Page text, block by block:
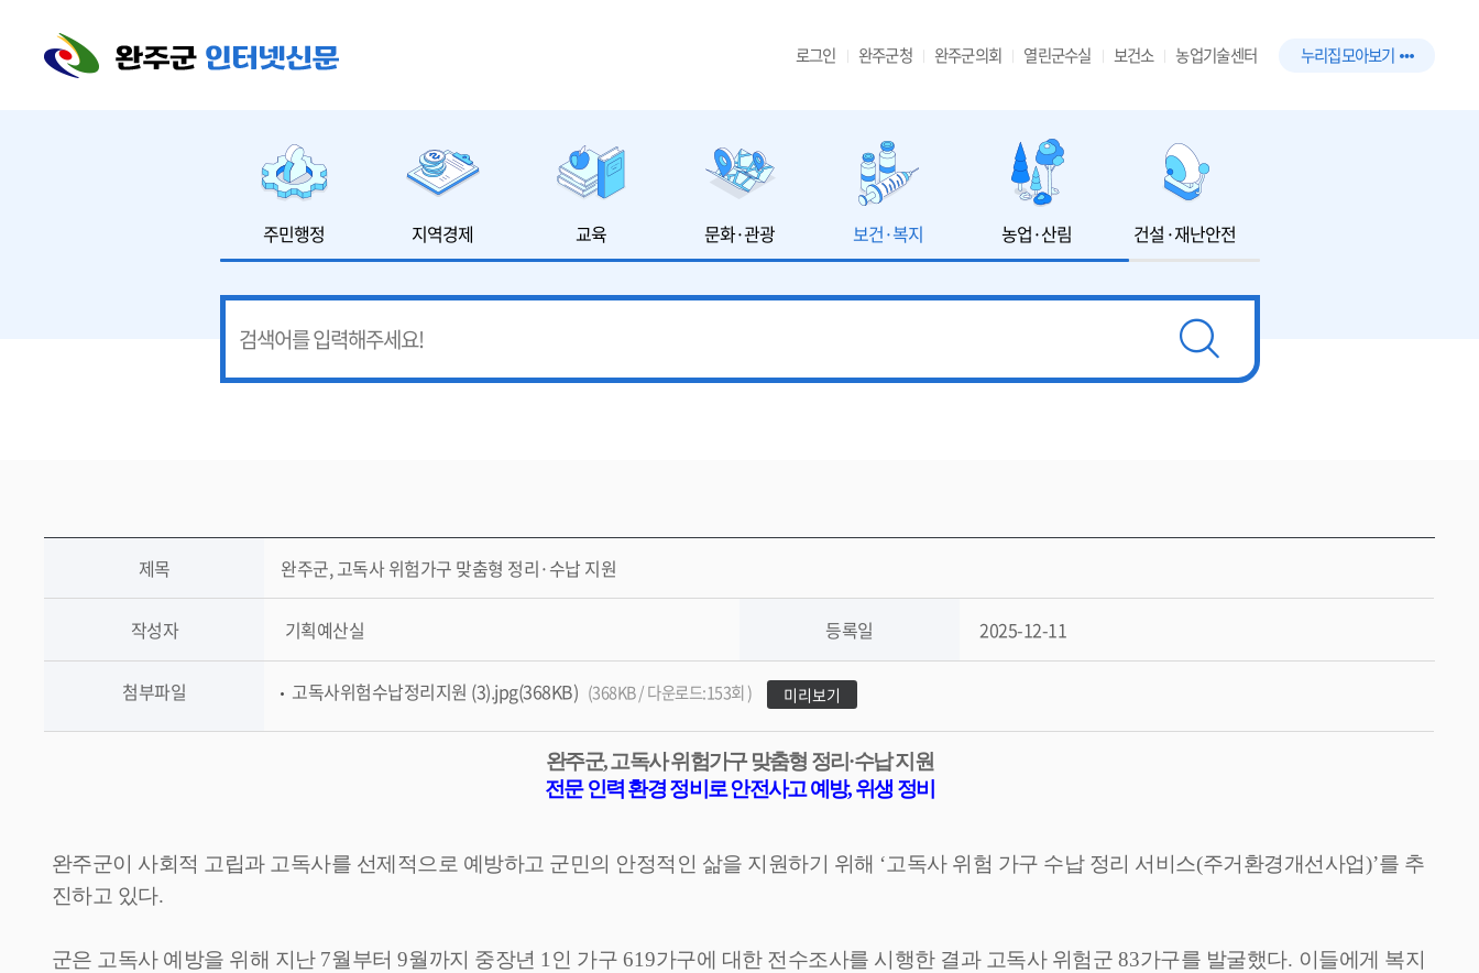
로그인 완주군청 완주군의회 열린군수실 보건소 농업기술센터 누리집 모아보기
주민행정 지역경제 교육 문화·관광 보건·복지 농업·산림 건설·재난안전
제목 완주군, 고독사 위험가구 맞춤형 정리·수납 지원
작성자 기획예산실 등록일 2025-12-11
첨부파일 고독사위험수납정리지원 (3).jpg(368KB) (368KB / 다운로드:153회 ) 미리보기
완주군,고독사 위험가구 맞춤형 정리·수납 지원
전문 인력 환경 정비로 안전사고 예방,위생 정비
완주군이 사회적 고립과 고독사를 선제적으로 예방하고 군민의 안정적인 삶을 지원하기 위해 ‘고독사 위험 가구 수납 정리 서비스(주거환경개선사업)’를 추
진하고 있다.
군은 고독사 예방을 위해 지난 7월부터9월까지 중장년 1 인 가구 619가구에 대한 전수조사를 시행한 결과 고독사 위험군 83가구를 발굴했다. 이들에게 복지